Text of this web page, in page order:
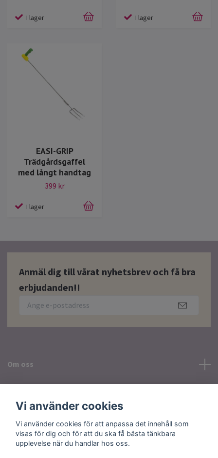
I lager I lager
EASI-GRIP
Trädgårdsgaffel
med långt handtag
399 kr
I lager
Anmäl dig till vårat nyhetsbrev och få bra
erbjudanden!!
Om oss
Sociala medier
Vi använder cookies
Vi använder cookies för att anpassa det innehåll som
visas för dig och för att du ska få bästa tänkbara
upplevelse när du handlar hos oss.